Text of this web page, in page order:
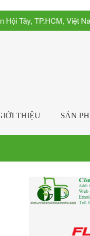
Hội Tây, TP.HCM, Việt
THIỆU SẢN